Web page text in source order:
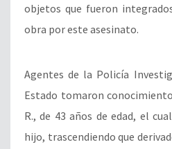
objetos que fueron
obra por este asesinato.
Agentes de la Policía
Estado tomaron
R., de 43 años de edad, el
hijo, trascendiendo que